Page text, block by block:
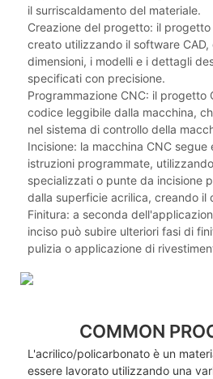
il surriscaldamento del materiale.
Creazione del progetto: il
creato utilizzando il software
dimensioni, i modelli e i dettagli
specificati con precisione.
Programmazione CNC: il progetto
codice leggibile dalla macchina,
nel sistema di controllo della
Incisione: la macchina CNC segue
istruzioni programmate,
specializzati o punte da incisione
dalla superficie acrilica, creando il
Finitura: a seconda
inciso può subire ulteriori fasi di
pulizia o applicazione di
COMMON
L'acrilico/policarbonato è un
essere lavorato utilizzando una